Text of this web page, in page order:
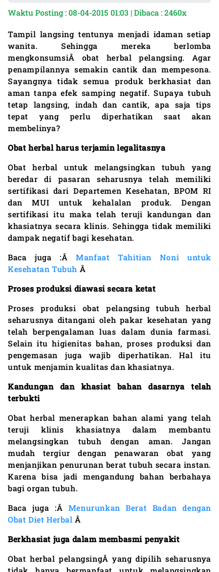
Waktu Posting : 08-04-2015 01:03 | Dibaca : 2460x
Tampil langsing tentunya menjadi idaman setiap
wanita. Sehingga mereka berlomba
mengkonsumsiÂ obat herbal pelangsing. Agar
penampilannya semakin cantik dan mempesona.
Sayangnya tidak semua produk berkhasiat dan
aman tanpa efek samping negatif. Supaya tubuh
tetap langsing, indah dan cantik, apa saja tips
tepat yang perlu diperhatikan saat akan
membelinya?
Obat herbal harus terjamin legalitasnya
Obat herbal untuk melangsingkan tubuh yang
beredar di pasaran seharusnya telah memiliki
sertifikasi dari Departemen Kesehatan, BPOM RI
dan MUI untuk kehalalan produk. Dengan
sertifikasi itu maka telah teruji kandungan dan
khasiatnya secara klinis. Sehingga tidak memiliki
dampak negatif bagi kesehatan.
Baca juga :ÂManfaat Tahitian Noni untuk
Kesehatan Tubuh Â
Proses produksi diawasi secara ketat
Proses produksi obat pelangsing tubuh herbal
seharusnya ditangani oleh pakar kesehatan yang
telah berpengalaman luas dalam dunia farmasi.
Selain itu higienitas bahan, proses produksi dan
pengemasan juga wajib diperhatikan. Hal itu
untuk menjamin kualitas dan khasiatnya.
Kandungan dan khasiat bahan dasarnya telah
terbukti
Obat herbal menerapkan bahan alami yang telah
teruji klinis khasiatnya dalam membantu
melangsingkan tubuh dengan aman. Jangan
mudah tergiur dengan penawaran obat yang
menjanjikan penurunan berat tubuh secara instan.
Karena bisa jadi mengandung bahan berbahaya
bagi organ tubuh.
Baca juga :Â Menurunkan Berat Badan dengan
Obat Diet Herbal Â
Berkhasiat juga dalam membasmi penyakit
Obat herbal pelangsingÂ yang dipilih seharusnya